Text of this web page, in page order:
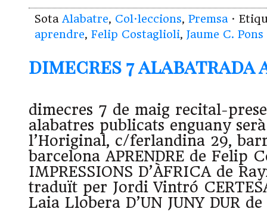
Sota Alabatre, Col·leccions, Premsa ·
aprendre, Felip Costaglioli, Jaume C.
dimecres 7 alabatrada
dimecres 7 de maig recital-
alabatres publicats enguany
l’Horiginal, c/ferlandina 29,
barcelona APRENDRE de Felip
IMPRESSIONS D’ÀFRICA de
traduït per Jordi Vintró
Laia Llobera D’UN JUNY DUR